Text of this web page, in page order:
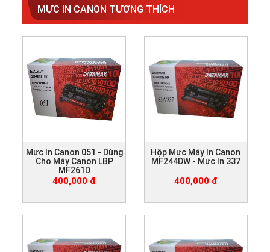
MỰC IN CANON TƯƠNG THÍCH
Mực In Canon 051 - Dùng
Cho Máy Canon LBP
MF261D
400,000 đ
Hộp Mực Máy In Canon
MF244DW - Mực In 337
400,000 đ